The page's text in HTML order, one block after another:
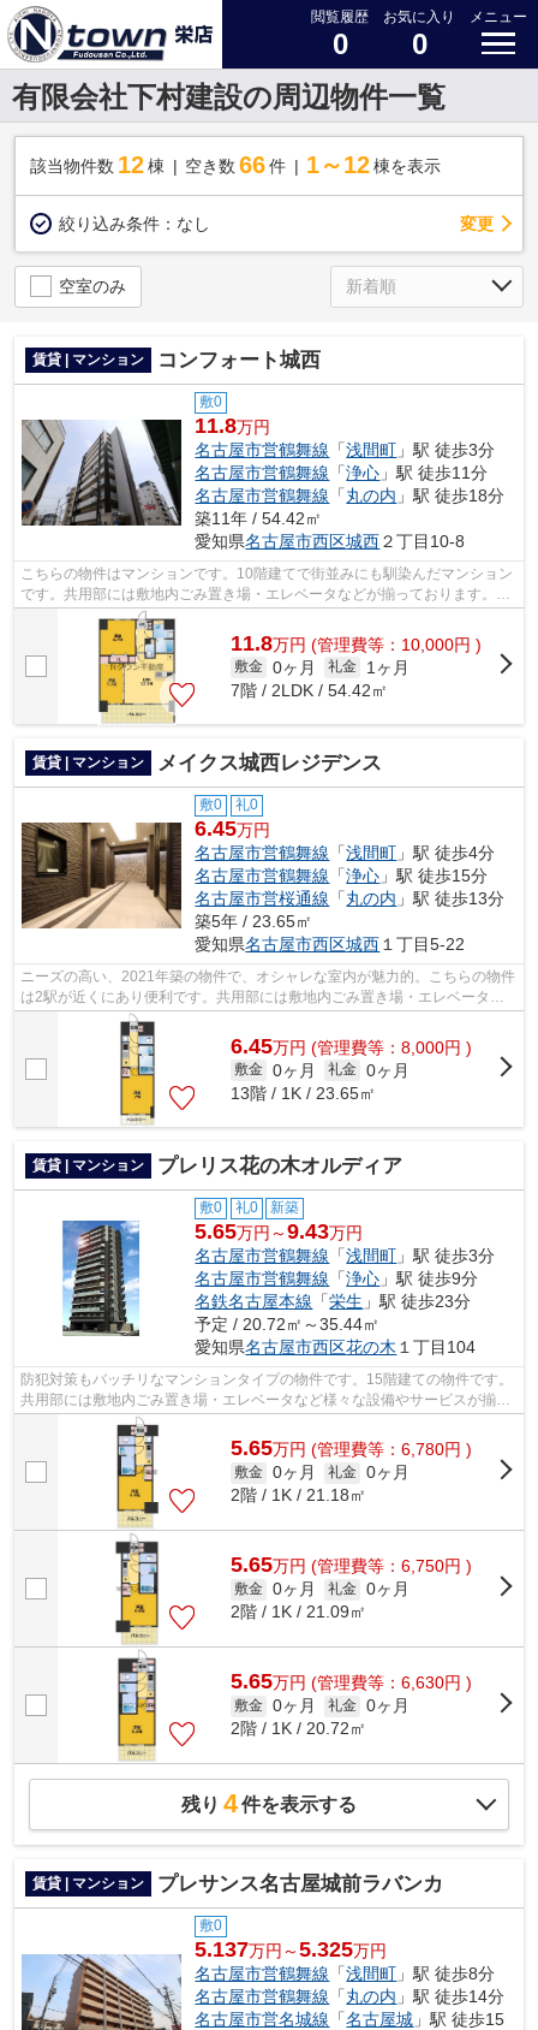
閲覧履歴
0
お気に入り
0
メニュー
有限会社下村建設の周辺物件一覧
該当物件数 12棟 空き数 66 件 1～12 棟を表示
絞り込み条件： なし 変更
空室のみ
賃貸 | マンション コンフォート城西
敷0
11.8万円
名古屋市営鶴舞線 「浅間町 」駅 徒歩3分
名古屋市営鶴舞線 「浄心 」駅 徒歩11分
名古屋市営鶴舞線 「丸の内 」駅 徒歩18分
築11年 / 54.42㎡
愛知県名古屋市西区城西２丁目10-8
こちらの物件はマンションです。10階建てで街並みにも馴染んだマンション
です。共用部には敷地内ごみ置き場・エレベータなどが揃っております。現
在空家です。内見等お気軽にお問い合...
11.8万円 (管理費等：10,000円 )
敷金 0ヶ月 礼金
1ヶ月
7階 / 2LDK / 54.42㎡
賃貸 | マンション メイクス城西レジデンス
敷0 礼0
6.45万円
名古屋市営鶴舞線 「浅間町 」駅 徒歩4分
名古屋市営鶴舞線 「浄心 」駅 徒歩15分
名古屋市営桜通線 「丸の内 」駅 徒歩13分
築5年 / 23.65㎡
愛知県名古屋市西区城西 １丁目5-22
ニーズの高い、2021年築の物件で、オシャレな室内が魅力的。こちらの物件
は2駅が近くにあり便利です。共用部には敷地内ごみ置き場・エレベータな
どが揃っております。現在空家の物件で...
6.45万円 (管理費等：8,000円 )
敷金 0ヶ月 礼金 0ヶ月
13階 / 1K / 23.65㎡
賃貸 | マンション プレリス花の木オルディア
敷0 礼0 新築
5.65万円～9.43万円
名古屋市営鶴舞線 「浅間町 」駅 徒歩3分
名古屋市営鶴舞線 「浄心 」駅 徒歩9分
名鉄名古屋本線 「栄生 」駅 徒歩23分
予定 / 20.72㎡～35.44㎡
愛知県名古屋市西区花の木 １丁目104
防犯対策もバッチリなマンションタイプの物件です。15階建ての物件です。
共用部には敷地内ごみ置き場・エレベータなど様々な設備やサービスが揃っ
ているので便利です。竣工前の物件で...
5.65万円 (管理費等：6,780円 )
敷金 0ヶ月 礼金 0ヶ月
2階 / 1K / 21.18㎡
5.65万円 (管理費等：6,750円 )
敷金 0ヶ月 礼金 0ヶ月
2階 / 1K / 21.09㎡
5.65万円 (管理費等：6,630円 )
敷金 0ヶ月 礼金 0ヶ月
2階 / 1K / 20.72㎡
残り 4件を表示する
賃貸 | マンション プレサンス名古屋城前ラバンカ
敷0
5.137万円～5.325万円
名古屋市営鶴舞線 「浅間町 」駅 徒歩8分
名古屋市営鶴舞線 「丸の内 」駅 徒歩14分
名古屋市営名城線 「名古屋城 」駅 徒歩15